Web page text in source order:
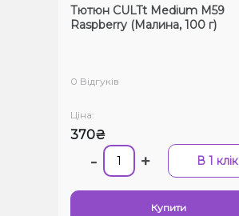
Тютюн CULTt Medium M59
Raspberry (Малина, 100 г)
0 Відгуків
Ціна:
370₴
- + В 1 клік
Купити